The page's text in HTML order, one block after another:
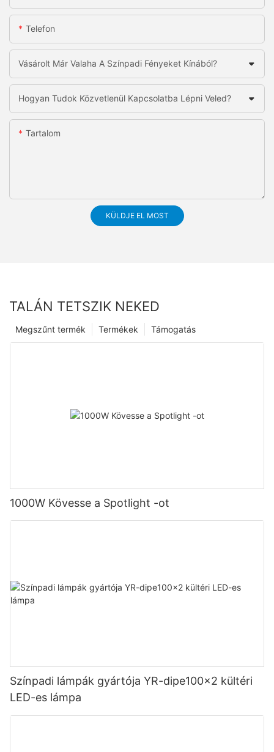
Telefon
Vásárolt Már Valaha A Színpadi Fényeket Kínából?
Hogyan Tudok Közvetlenül Kapcsolatba Lépni Veled?
Tartalom
KÜLDJE EL MOST
TALÁN TETSZIK NEKED
Támogatás
Termékek
Megszűnt termék
1000W Kövesse a Spotlight -ot
Színpadi lámpák gyártója YR-dipe100x2 kültéri
LED-es lámpa